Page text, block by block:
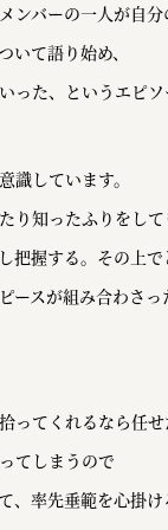
ンバーの一人が自
て語り始め、
た、というエピソ
しています。
知ったふりをして
握する。その上で
スが組み合わさっ
てくれるなら任せ
てしまうので
率先垂範を心掛け